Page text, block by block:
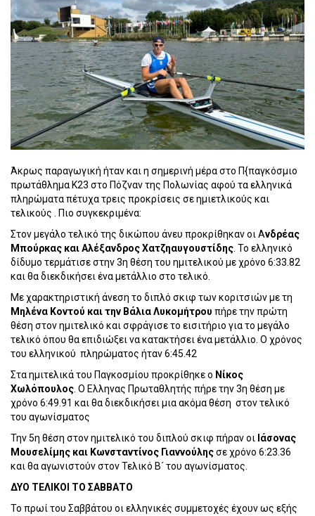
Άκρως παραγωγική ήταν και η σημερινή μέρα στο Π{παγκόσμιο
πρωτάθλημα Κ23 στο Πόζναν της Πολωνίας αφού τα ελληνικά
πληρώματα πέτυχα τρεις προκρίσεις σε ημιετλικούς και
τελικούς . Πιο συγκεκριμένα:
Στον μεγάλο τελικό της δικώπου άνευ προκρίθηκαν οι Ανδρέας
Μπούρκας και Αλέξανδρος Χατζηαυγουστίδης . Το ελληνικό
δίδυμο τερμάτισε στην 3η θέση του ημιτελικού με χρόνο 6:33.82
και θα διεκδικήσει ένα μετάλλιο στο τελικό.
Με χαρακτηριστική άνεση το διπλό σκιφ των κοριτσιών με τη
Μηλένα Κοντού και την Βάλια Λυκομήτρου πήρε την πρώτη
θέση στον ημιτελικό και σφράγισε το εισιτήριο για το μεγάλο
τελικό όπου θα επιδιώξει να κατακτήσει ένα μετάλλιο. Ο χρόνος
του ελληνικού πληρώματος ήταν 6:45.42
Στα ημιτελικά του Παγκοσμίου προκρίθηκε ο Νίκος
Χωλόπουλος . Ο Ελληνας Πρωταθλητής πήρε την 3η θέση με
χρόνο 6:49.91 και θα διεκδικήσει μια ακόμα θέση στον τελικό
του αγωνίσματος
Την 5η θέση στον ημιτελικό του διπλού σκιφ πήραν οι Ιάσονας
Μουσελίμης και Κωνσταντίνος Γιαννούληςσε χρόνο 6:23.36
και θα αγωνιστούν στον Τελικό Β´ του αγωνίσματος.
ΔΥΟ ΤΕΛΙΚΟΙ ΤΟ ΣΑΒΒΑΤΟ
To πρωί του Σαββάτου οι ελληνικές συμμετοχές έχουν ως εξής